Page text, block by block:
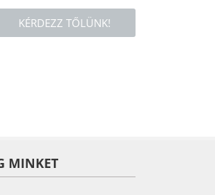
KÉRDEZZ TŐLÜNK!
MINKET